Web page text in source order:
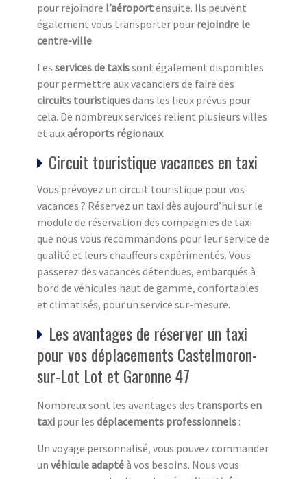
pour rejoindre l’aéroportensuite. Ils peuvent
également vous transporter pour rejoindre le
centre-ville.
Les services de taxissont également disponibles
pour permettre aux vacanciers de faire des
circuits touristiquesdans les lieux prévus pour
cela. De nombreux services relient plusieurs villes
et auxaéroports régionaux.
Circuit touristique vacances en taxi
Vous prévoyez un circuit touristique pour vos
vacances ? Réservez un taxi dès aujourd’hui sur le
module de réservation des compagnies de taxi
que nous vous recommandons pour leur service de
qualité et leurs chauffeurs expérimentés. Vous
passerez des vacances détendues, embarqués à
bord de véhicules haut de gamme, confortables
et climatisés, pour un service sur-mesure.
Les avantages de réserver un taxi
pour vos déplacements Castelmoron-
sur-Lot Lot et Garonne 47
Nombreux sont les avantages des transports en
taxi pour les déplacements professionnels :
Un voyage personnalisé, vous pouvez commander
un véhicule adaptéà vos besoins. Nous vous